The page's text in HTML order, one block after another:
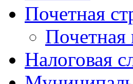
Почетная
Почетная
Налоговая